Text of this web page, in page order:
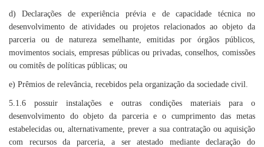
d) Declarações de experiência prévia e de capacidade técnica no
desenvolvimento de atividades ou projetos relacionados ao objeto da
parceria ou de natureza semelhante, emitidas por órgãos públicos,
movimentos sociais, empresas públicas ou privadas, conselhos, comissões
ou comitês de políticas públicas; ou
e) Prêmios de relevância, recebidos pela organização da sociedade civil.
5.1.6 possuir instalações e outras condições materiais para o
desenvolvimento do objeto da parceria e o cumprimento das metas
estabelecidas ou, alternativamente, prever a sua contratação ou aquisição
com recursos da parceria, a ser atestado mediante declaração do